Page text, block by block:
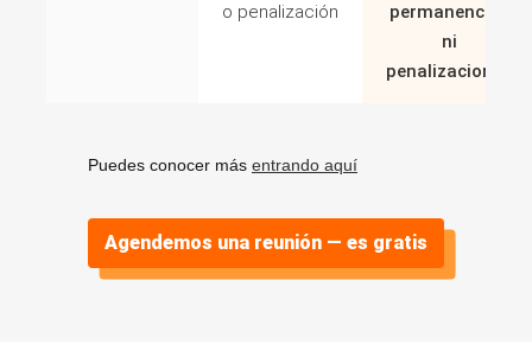
o penalización
permanencias
ni
penalizaciones
Puedes conocer más entrando aquí
Agendemos una reunión — es gratis